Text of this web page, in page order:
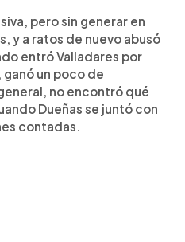
pero sin generar en
y a ratos de nuevo abusó
entró Valladares por
un poco de
no encontró qué
Dueñas se juntó con
contadas.